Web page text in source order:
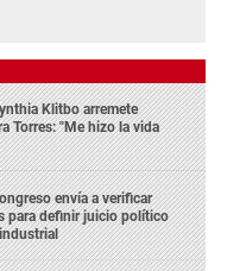
Klitbo arremete
Torres: "Me hizo la vida
envía a verificar
para definir juicio político